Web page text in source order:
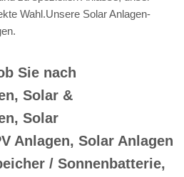
Wahl.Unsere Solar Anlagen-
Sie nach
Solar &
Solar
Anlagen, Solar Anlagen
/ Sonnenbatterie,